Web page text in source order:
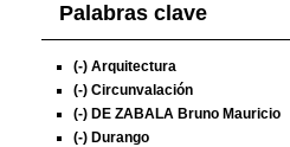
Palabras clave
(-) Arquitectura
(-) Circunvalación
(-) DE ZABALA Bruno Mauricio
(-) Durango